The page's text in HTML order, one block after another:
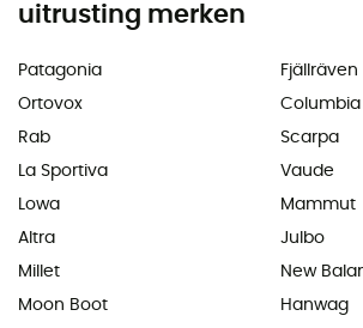
uitrusting merken
Patagonia
Ortovox
Rab
La Sportiva
Lowa
Altra
Millet
Moon Boot
Fjällräven
Columbia
Scarpa
Vaude
Mammut
Julbo
New
Hanwag